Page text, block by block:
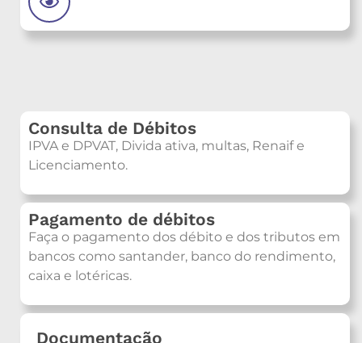
Consulta de Débitos
IPVA e DPVAT, Divida ativa, multas, Renaif e
Licenciamento.
Pagamento de débitos
Faça o pagamento dos débito e dos tributos em
bancos como santander, banco do rendimento,
caixa e lotéricas.
Documentação